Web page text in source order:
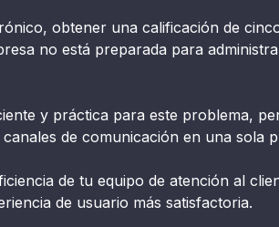
obtener una calificación de
no está preparada para
y práctica para este problema,
de comunicación en una sola
de tu equipo de atención al
de usuario más satisfactoria.